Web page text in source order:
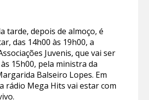
tarde, depois de almoço, é
das 14h00 às 19h00, a
Juvenis, que vai ser
15h00, pela ministra da
Balseiro Lopes. Em
rádio Mega Hits vai estar com